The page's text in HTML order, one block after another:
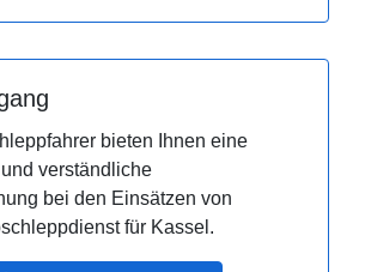
bieten Ihnen eine
verständliche
bei den Einsätzen von
für Kassel.